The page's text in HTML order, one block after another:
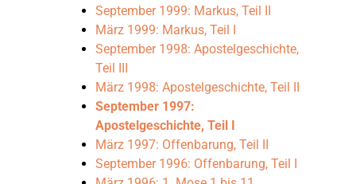
September 1996:
März 1996: 1.
September 1999: Markus, Teil II
März 1999: Markus, Teil I
September 1998: Apostelgeschichte,
Teil III
März 1998: Apostelgeschichte, Teil II
September 1997:
Apostelgeschichte, Teil I
März 1997: Offenbarung, Teil II
September 1996: Offenbarung, Teil I